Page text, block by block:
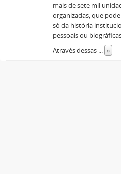
mais de sete mil
organizadas, que
só da história
pessoais ou
Através dessas ... »